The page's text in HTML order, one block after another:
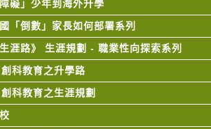
障礙」少年到海外升學
「倒數」家長如何部署系列
生涯路》 生涯規劃 - 職業性向探索系列
科教育之升學路
科教育之生涯規劃